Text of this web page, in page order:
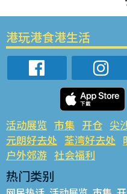
港玩港食港生活
活动展览 市集 开仓 尖
元朗好去处 荃湾好去处
户外郊游 社会福利
热门类别